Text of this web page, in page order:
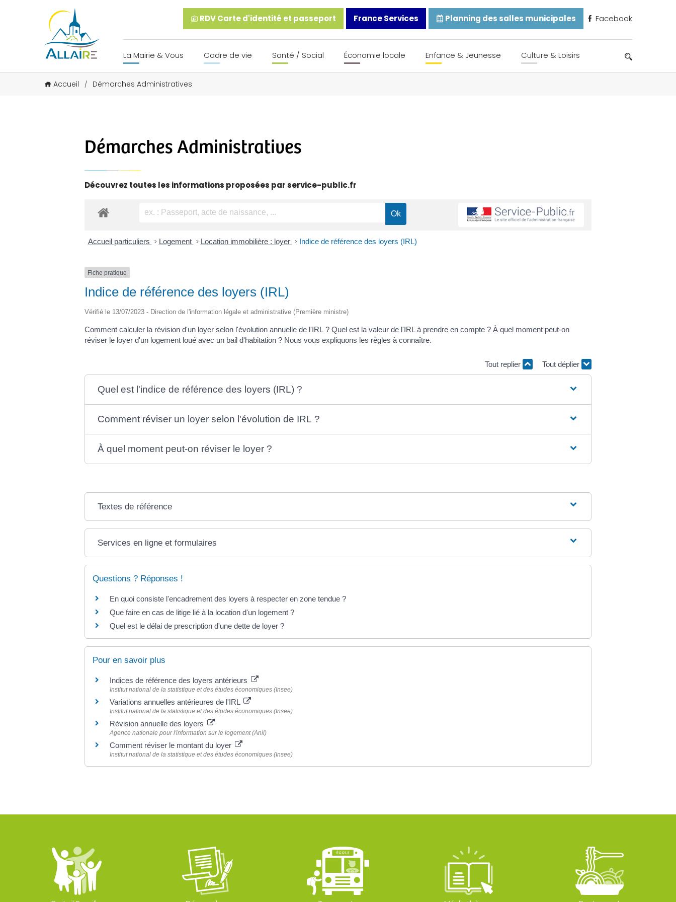
RDV Carte d'identité et passeport France Services Planning des salles municipales Facebook
La Mairie & Vous Cadre de vie Santé / Social Économie locale Enfance & Jeunesse Culture & Loisirs
Accueil / Démarches Administratives
Démarches Administratives
Découvrez toutes les informations proposées par service-public.fr
Accueil particuliers > Logement > Location immobilière : loyer > Indice de référence des loyers (IRL)
Fiche pratique
Indice de référence des loyers (IRL)
Vérifié le 13/07/2023 - Direction de l'information légale et administrative (Première ministre)
Comment calculer la révision d'un loyer selon l'évolution annuelle de l'IRL ? Quel est la valeur de l'IRL à prendre en compte ? À quel moment peut-on
réviser le loyer d'un logement loué avec un bail d'habitation ? Nous vous expliquons les règles à connaître.
Tout replier Tout déplier
Quel est l'indice de référence des loyers (IRL) ?
Comment réviser un loyer selon l'évolution de IRL ?
À quel moment peut-on réviser le loyer ?
Textes de référence
Services en ligne et formulaires
Questions ? Réponses !
En quoi consiste l'encadrement des loyers à respecter en zone tendue ?
Que faire en cas de litige lié à la location d'un logement ?
Quel est le délai de prescription d'une dette de loyer ?
Pour en savoir plus
Indices de référence des loyers antérieurs
Institut national de la statistique et des études économiques (Insee)
Variations annuelles antérieures de l'IRL
Institut national de la statistique et des études économiques (Insee)
Révision annuelle des loyers
Agence nationale pour l'information sur le logement (Anil)
Comment réviser le montant du loyer
Institut national de la statistique et des études économiques (Insee)